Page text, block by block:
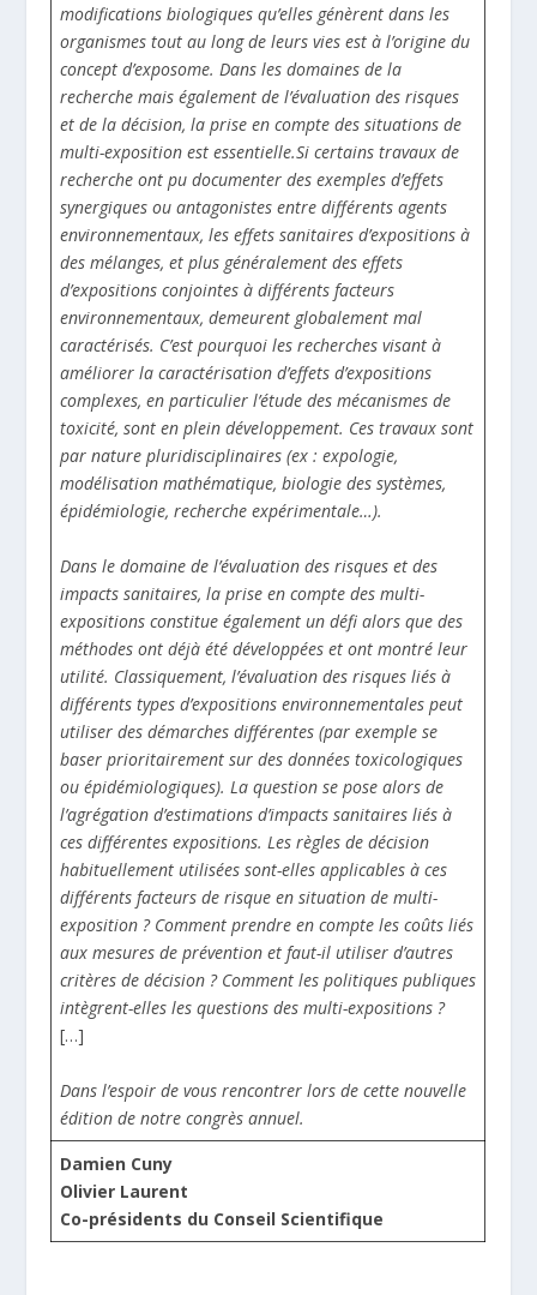
modifications biologiques qu’elles génèrent dans les
organismes tout au long de leurs vies est à l’origine du
concept d’exposome. Dans les domaines de la
recherche mais également de l’évaluation des risques
et de la décision, la prise en compte des situations de
multi-exposition est essentielle.Si certains travaux de
recherche ont pu documenter des exemples d’effets
synergiques ou antagonistes entre différents agents
environnementaux, les effets sanitaires d’expositions à
des mélanges, et plus généralement des effets
d’expositions conjointes à différents facteurs
environnementaux, demeurent globalement mal
caractérisés. C’est pourquoi les recherches visant à
améliorer la caractérisation d’effets d’expositions
complexes, en particulier l’étude des mécanismes de
toxicité, sont en plein développement. Ces travaux sont
par nature pluridisciplinaires (ex : expologie,
modélisation mathématique, biologie des systèmes,
épidémiologie, recherche expérimentale…).
Dans le domaine de l’évaluation des risques et des
impacts sanitaires, la prise en compte des multi-
expositions constitue également un défi alors que des
méthodes ont déjà été développées et ont montré leur
utilité. Classiquement, l’évaluation des risques liés à
différents types d’expositions environnementales peut
utiliser des démarches différentes (par exemple se
baser prioritairement sur des données toxicologiques
ou épidémiologiques). La question se pose alors de
l’agrégation d’estimations d’impacts sanitaires liés à
ces différentes expositions. Les règles de décision
habituellement utilisées sont-elles applicables à ces
différents facteurs de risque en situation de multi-
exposition ? Comment prendre en compte les coûts liés
aux mesures de prévention et faut-il utiliser d’autres
critères de décision ? Comment les politiques publiques
intègrent-elles les questions des multi-expositions ?
[…]
Dans l’espoir de vous rencontrer lors de cette nouvelle
édition de notre congrès annuel.
Damien Cuny
Olivier Laurent
Co-présidents du Conseil Scientifique